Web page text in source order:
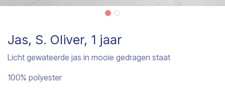
Jas, S. Oliver, 1 jaar
Licht gewateerde jas in mooie gedragen staat
100% polyester